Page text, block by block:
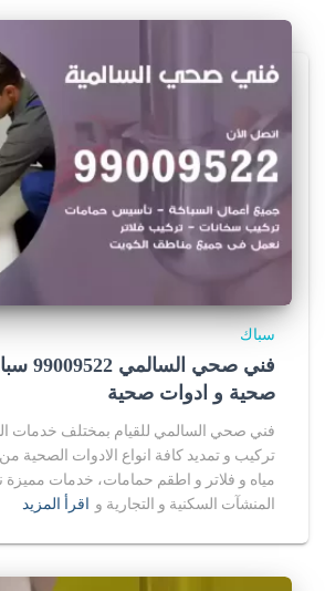
سباك
فني
صحية و ادوات صحية
فني صحي السالمي للقيام بمختلف خدمات
تركيب و تمديد كافة انواع الادوات
مياه و فلاتر و اطقم حمامات، خدمات مميزة
المنشآت السكنية و التجارية و اقرأ المزيد